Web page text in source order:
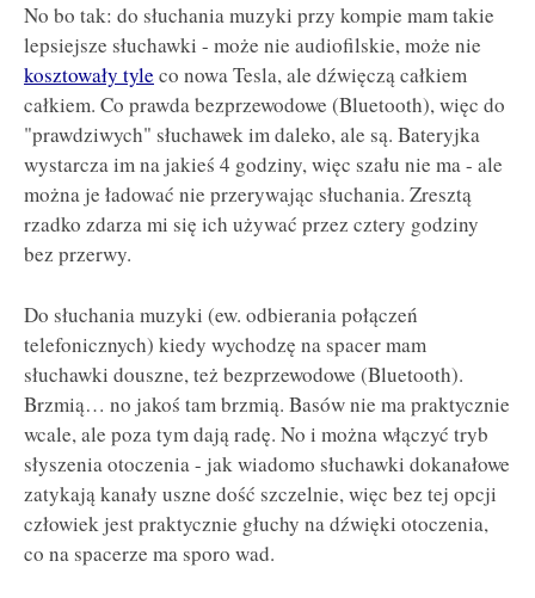
No bo tak: do słuchania muzyki przy kompie mam takie
lepsiejsze słuchawki - może nie audiofilskie, może nie
kosztowały tyle co nowa Tesla, ale dźwięczą całkiem
całkiem. Co prawda bezprzewodowe (Bluetooth), więc do
"prawdziwych" słuchawek im daleko, ale są. Bateryjka
wystarcza im na jakieś 4 godziny, więc szału nie ma - ale
można je ładować nie przerywając słuchania. Zresztą
rzadko zdarza mi się ich używać przez cztery godziny
bez przerwy.
Do słuchania muzyki (ew. odbierania połączeń
telefonicznych) kiedy wychodzę na spacer mam
słuchawki douszne, też bezprzewodowe (Bluetooth).
Brzmią… no jakoś tam brzmią. Basów nie ma praktycznie
wcale, ale poza tym dają radę. No i można włączyć tryb
słyszenia otoczenia - jak wiadomo słuchawki dokanałowe
zatykają kanały uszne dość szczelnie, więc bez tej opcji
człowiek jest praktycznie głuchy na dźwięki otoczenia,
co na spacerze ma sporo wad.